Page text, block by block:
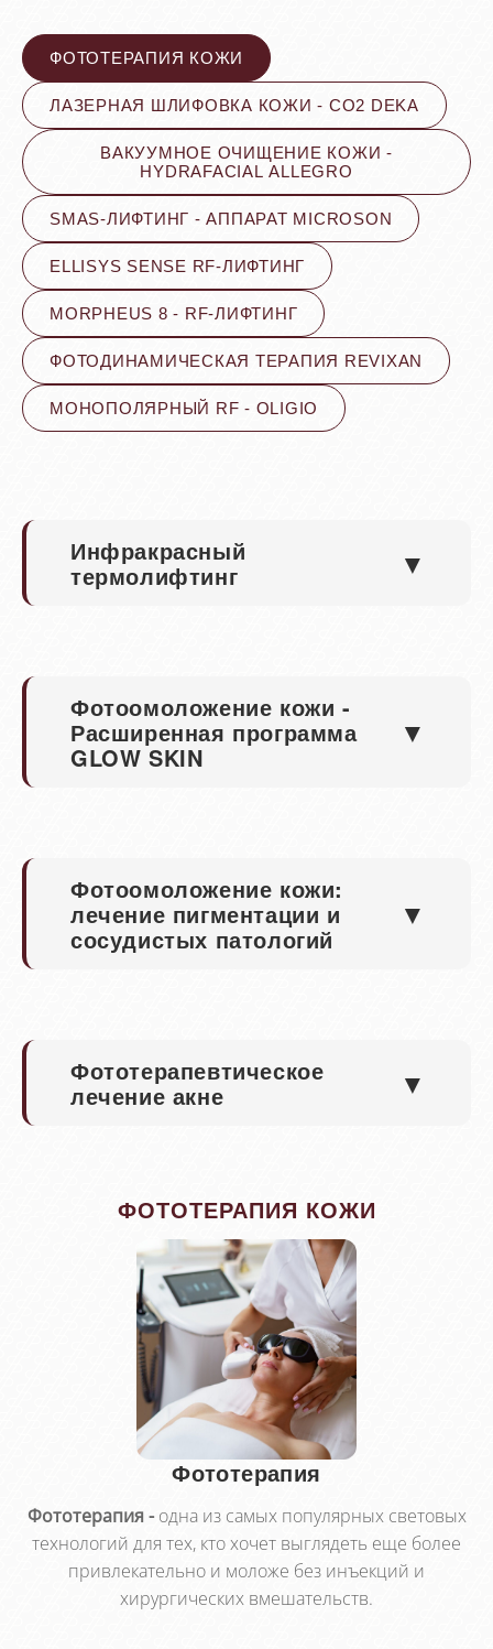
ФОТОТЕРАПИЯ КОЖИ
ЛАЗЕРНАЯ ШЛИФОВКА КОЖИ - CO2 DEKA
ВАКУУМНОЕ ОЧИЩЕНИЕ КОЖИ -
HYDRAFACIAL ALLEGRO
SMAS-ЛИФТИНГ - АППАРАТ MICROSON
ELLISYS SENSE RF-ЛИФТИНГ
MORPHEUS 8 - RF-ЛИФТИНГ
ФОТОДИНАМИЧЕСКАЯ ТЕРАПИЯ REVIXAN
МОНОПОЛЯРНЫЙ RF - OLIGIO
Инфракрасный
термолифтинг ▼
Фотоомоложение кожи -
Расширенная программа
GLOW SKIN
▼
Фотоомоложение кожи:
лечение пигментации и
сосудистых патологий
▼
Фототерапевтическое
лечение акне ▼
ФОТОТЕРАПИЯ КОЖИ
Фототерапия
Фототерапия -одна из самых популярных световых
технологий для тех, кто хочет выглядеть еще более
привлекательно и моложе без инъекций и
хирургических вмешательств.